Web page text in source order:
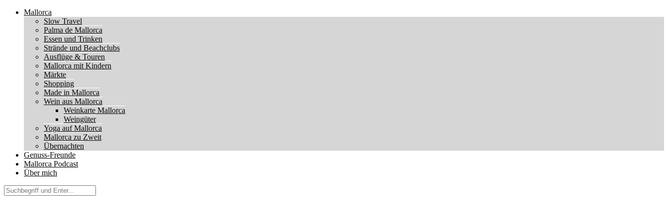
Mallorca
Slow Travel
Palma de Mallorca
Essen und Trinken
Strände und Beachclubs
Ausflüge & Touren
Mallorca mit Kindern
Märkte
Shopping
Made in Mallorca
Wein aus Mallorca
Weinkarte Mallorca
Weingüter
Yoga auf Mallorca
Mallorca zu Zweit
Übernachten
Genuss-Freunde
Mallorca Podcast
Über mich